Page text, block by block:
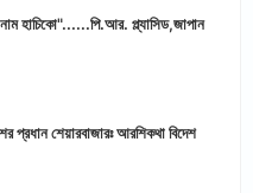
হাচিকো"......পি.আর. প্ল্যাসিড,জাপান
প্রধান শেয়ারবাজারঃ আরশিকথা বিদেশ